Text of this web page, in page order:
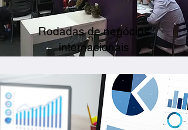
Rodadas de negócios
internacionais